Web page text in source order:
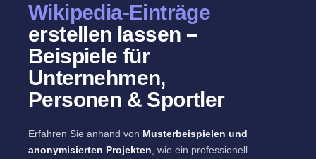
Wikipedia-Einträge
erstellen lassen –
Beispiele für
Unternehmen,
Personen & Sportler
Erfahren Sie anhand von Musterbeispielen und
anonymisierten Projekten , wie ein professionell